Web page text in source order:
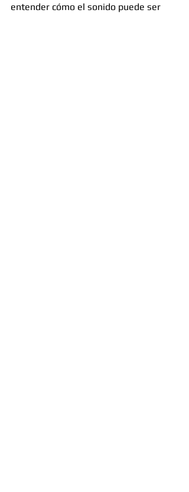
entender cómo el sonido puede ser